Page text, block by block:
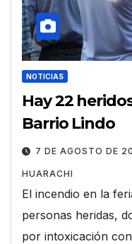
NOTICIAS
Hay 22
Barrio Lindo
7 DE AGOSTO DE
HUARACHI
El incendio en la
personas heridas,
por intoxicación